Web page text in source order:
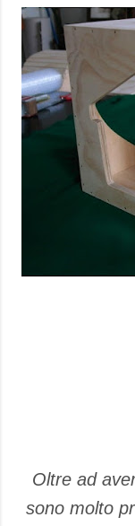
Oltre ad
sono molto